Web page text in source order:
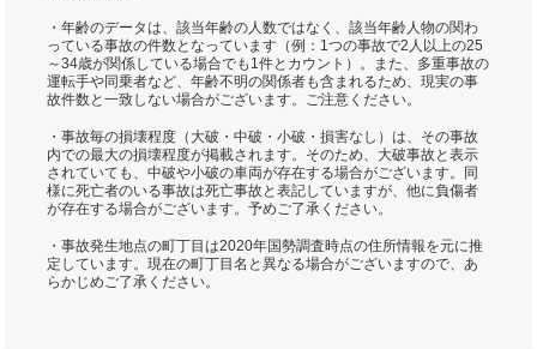
・年齢のデータは、該当年齢の人数ではなく、該当年齢人物の関わ
っている事故の件数となっています（例：1つの事故で2人以上の25
～34歳が関係している場合でも1件とカウント）。また、多重事故の
運転手や同乗者など、年齢不明の関係者も含まれるため、現実の事
故件数と一致しない場合がございます。ご注意ください。
・事故毎の損壊程度（大破・中破・小破・損害なし）は、その事故
内での最大の損壊程度が掲載されます。そのため、大破事故と表示
されていても、中破や小破の車両が存在する場合がございます。同
様に死亡者のいる事故は死亡事故と表記していますが、他に負傷者
が存在する場合がございます。予めご了承ください。
・事故発生地点の町丁目は2020年国勢調査時点の住所情報を元に推
定しています。現在の町丁目名と異なる場合がございますので、あ
らかじめご了承ください。